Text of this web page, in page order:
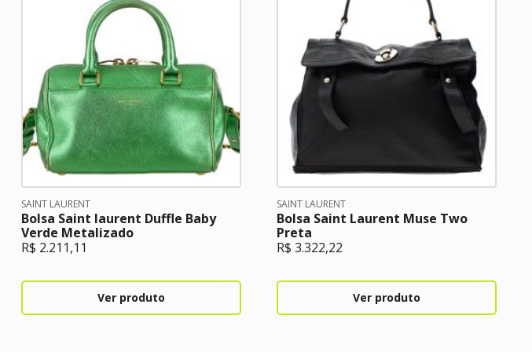
SAINT LAURENT
Bolsa Saint laurent Duffle Baby
Verde Metalizado
R$ 2.211,11
Ver produto
SAINT LAURENT
Bolsa Saint Laurent Muse Two
Preta
R$ 3.322,22
Ver produto